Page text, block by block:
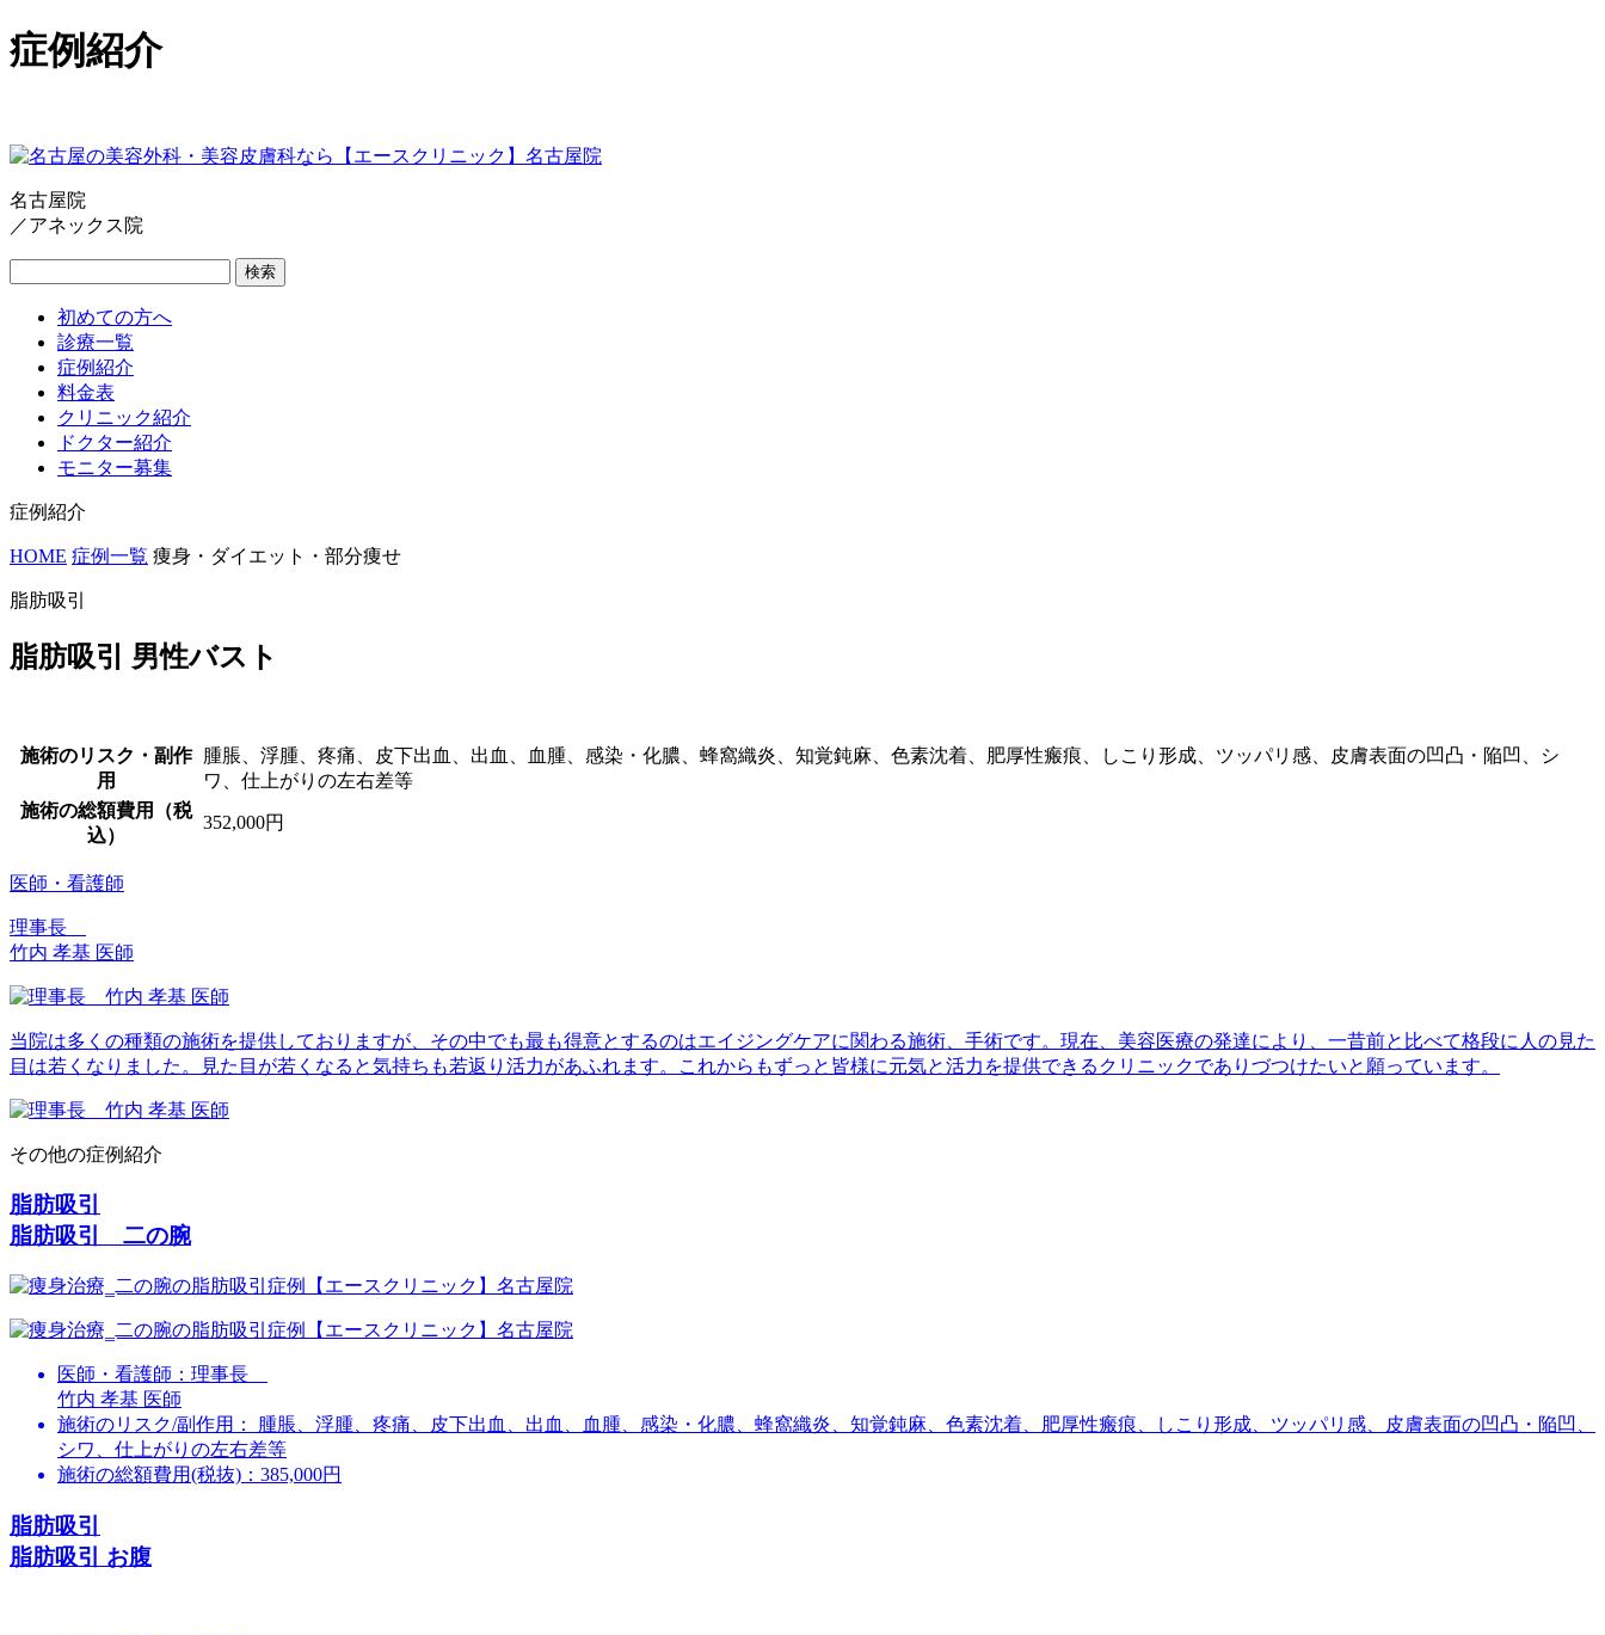
症例紹介
名古屋院
／アネックス院
検索
初めての方へ
診療一覧
症例紹介
料金表
クリニック紹介
ドクター紹介
モニター募集
症例紹介
HOME 症例一覧 痩身・ダイエット・部分痩せ
脂肪吸引
脂肪吸引 男性バスト
施術のリスク・副作
用
腫脹、浮腫、疼痛、皮下出血、出血、血腫、感染・化膿、蜂窩織炎、知覚鈍麻、色素沈着、肥厚性瘢痕、しこり形成、ツッパリ感、皮膚表面の凹凸・陥凹、シ
ワ、仕上がりの左右差等
施術の総額費用（税
込）
352,000円
医師・看護師
理事長
竹内 孝基 医師
当院は多くの種類の施術を提供しておりますが、その中でも最も得意とするのはエイジングケアに関わる施術、手術です。現在、美容医療の発達により、一昔前と比べて格段に人の見た
目は若くなりました。見た目が若くなると気持ちも若返り活力があふれます。これからもずっと皆様に元気と活力を提供できるクリニックでありづつけたいと願っています。
その他の症例紹介
脂肪吸引
脂肪吸引 二の腕
医師・看護師： 理事長
竹内 孝基 医師
施術のリスク/副作用：
腫脹、浮腫、疼痛、皮下出血、出血、血腫、感染・化膿、蜂窩織炎、知覚鈍麻、色素沈着、肥厚性瘢痕、しこり形成、ツッパリ感、皮膚表面の凹凸・陥凹、
シワ、仕上がりの左右差等
施術の総額費用(税抜)： 385,000円
脂肪吸引
脂肪吸引 お腹